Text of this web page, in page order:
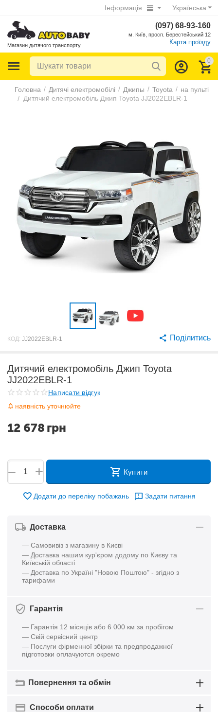
Українська
Інформація
Магазин дитячого транспорту
(097) 68-93-160
м. Київ, просп. Берестейський 12
Карта проїзду
0
Головна / Дитячі електромобілі / Джипы / Toyota / на пульті
/ Дитячий електромобіль Джип Toyota JJ2022EBLR-1
КОД: JJ2022EBLR-1 Поділитись
Дитячий електромобіль Джип Toyota
JJ2022EBLR-1
Написати відгук
наявність уточнюйте
12 678 грн
+
− Купити
Додати до переліку побажань Задати питання
Доставка
— Самовивіз з магазину в Києві
— Доставка нашим кур'єром додому по Києву та
Київській області
— Доставка по Україні "Новою Поштою" - згідно з
тарифами
Гарантія
— Гарантія 12 місяців або 6 000 км за пробігом
— Свій сервісний центр
— Послуги фірменної збірки та предпродажної
підготовки оплачуются окремо
Повернення та обмін
Способи оплати